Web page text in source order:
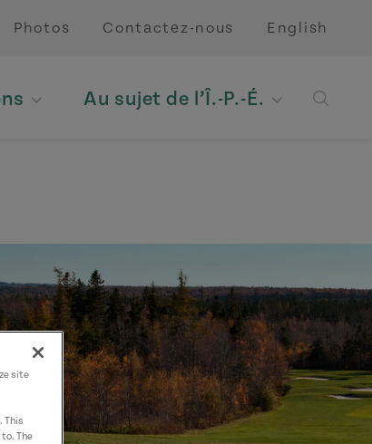
Photos Contactez-nous English
Au sujet de l’Î.-P.-É. Open
site
This
The